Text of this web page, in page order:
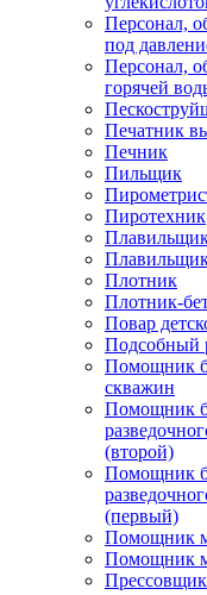
Персонал,
под
Персонал,
горячей
Печатник
Печник
Пильщик
Пиротехник
Плотник
Плотник-
Повар
Подсобный
Помощник
скважин
Помощник
(второй)
Помощник
(первый)
Помощник
Помощник
Прессовщик